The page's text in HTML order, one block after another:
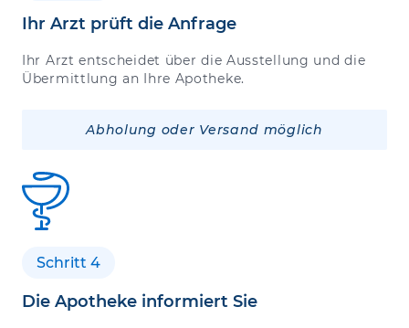
Ihr Arzt prüft die Anfrage
Ihr Arzt entscheidet über die Ausstellung und die
Übermittlung an Ihre Apotheke.
Abholung oder Versand möglich
Schritt 4
Die Apotheke informiert Sie